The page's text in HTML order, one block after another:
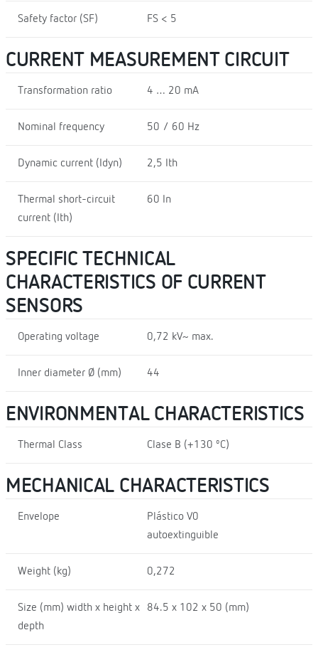
Safety factor (SF) FS < 5
CURRENT MEASUREMENT CIRCUIT
Transformation ratio 4 … 20 mA
Nominal frequency 50 / 60 Hz
Dynamic current (Idyn) 2,5 Ith
Thermal short-circuit
current (Ith)
60 In
SPECIFIC TECHNICAL
CHARACTERISTICS OF CURRENT
SENSORS
Operating voltage 0,72 kV~ max.
Inner diameter Ø (mm) 44
ENVIRONMENTAL CHARACTERISTICS
Thermal Class Clase B (+130 ºC)
MECHANICAL CHARACTERISTICS
Envelope
Plástico V0
autoextinguible
Weight (kg) 0,272
Size (mm) width x height x
depth
84.5 x 102 x 50 (mm)